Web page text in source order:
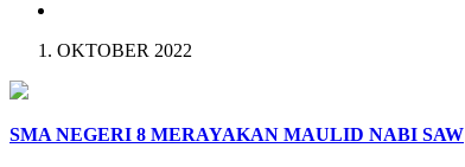
OKTOBER 2022
SMA NEGERI 8 MERAYAKAN MAULID NABI SAW